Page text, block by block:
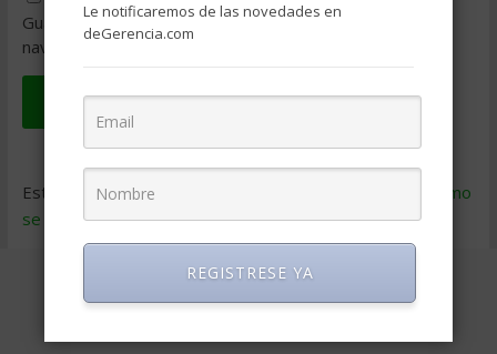
Guarda mi nombre, correo electrónico y web en este
navegador para la próxima vez que comente.
Este sitio usa Akismet para reducir el spam.
Aprende cómo
se procesan los datos de tus comentarios.
Le notificaremos de las novedades en
deGerencia.com
REGISTRESE YA